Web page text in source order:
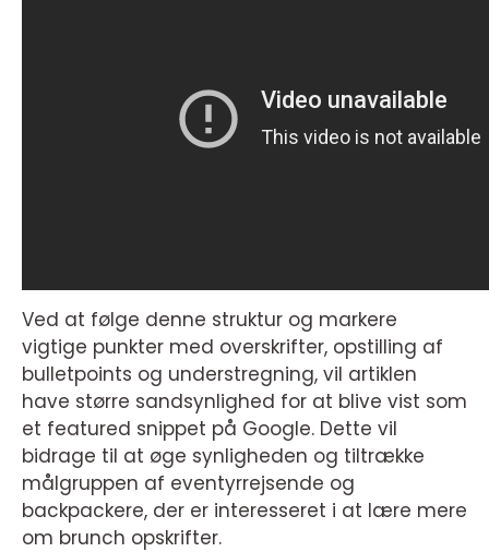
Ved at følge denne struktur og markere
vigtige punkter med overskrifter, opstilling af
bulletpoints og understregning, vil artiklen
have større sandsynlighed for at blive vist som
et featured snippet på Google. Dette vil
bidrage til at øge synligheden og tiltrække
målgruppen af eventyrrejsende og
backpackere, der er interesseret i at lære mere
om brunch opskrifter.